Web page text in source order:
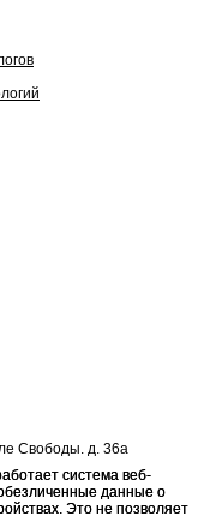
система веб-
данные о
Это не позволяет
Свободы. д. 36а
система веб-
данные о
Это не позволяет